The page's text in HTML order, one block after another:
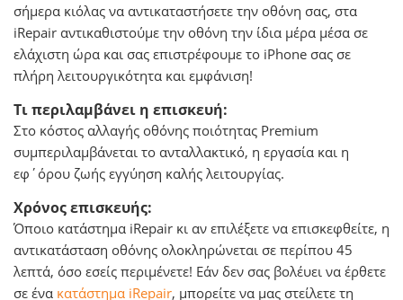
σήμερα κιόλας να αντικαταστήσετε την οθόνη σας, στα
iRepair αντικαθιστούμε την οθόνη την ίδια μέρα μέσα σε
ελάχιστη ώρα και σας επιστρέφουμε το iPhone σας σε
πλήρη λειτουργικότητα και εμφάνιση!
Τι περιλαμβάνει η επισκευή:
Στο κόστος αλλαγής οθόνης ποιότητας Premium
συμπεριλαμβάνεται το ανταλλακτικό, η εργασία και η
εφ΄όρου ζωής εγγύηση καλής λειτουργίας.
Χρόνος επισκευής:
Όποιο κατάστημα iRepair κι αν επιλέξετε να επισκεφθείτε, η
αντικατάσταση οθόνης ολοκληρώνεται σε περίπου 45
λεπτά, όσο εσείς περιμένετε! Εάν δεν σας βολέυει να έρθετε
σε ένα κατάστημα iRepair, μπορείτε να μας στείλετε τη